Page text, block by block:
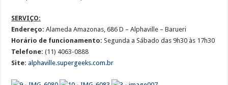
SERVIÇO:
Endereço: Alameda Amazonas, 686 D – Alphaville – Barueri
Horário de funcionamento:Segunda a Sábado das 9h30 às 17h30
Telefone: (11) 4063-0888
Site: alphaville.supergeeks.com.br